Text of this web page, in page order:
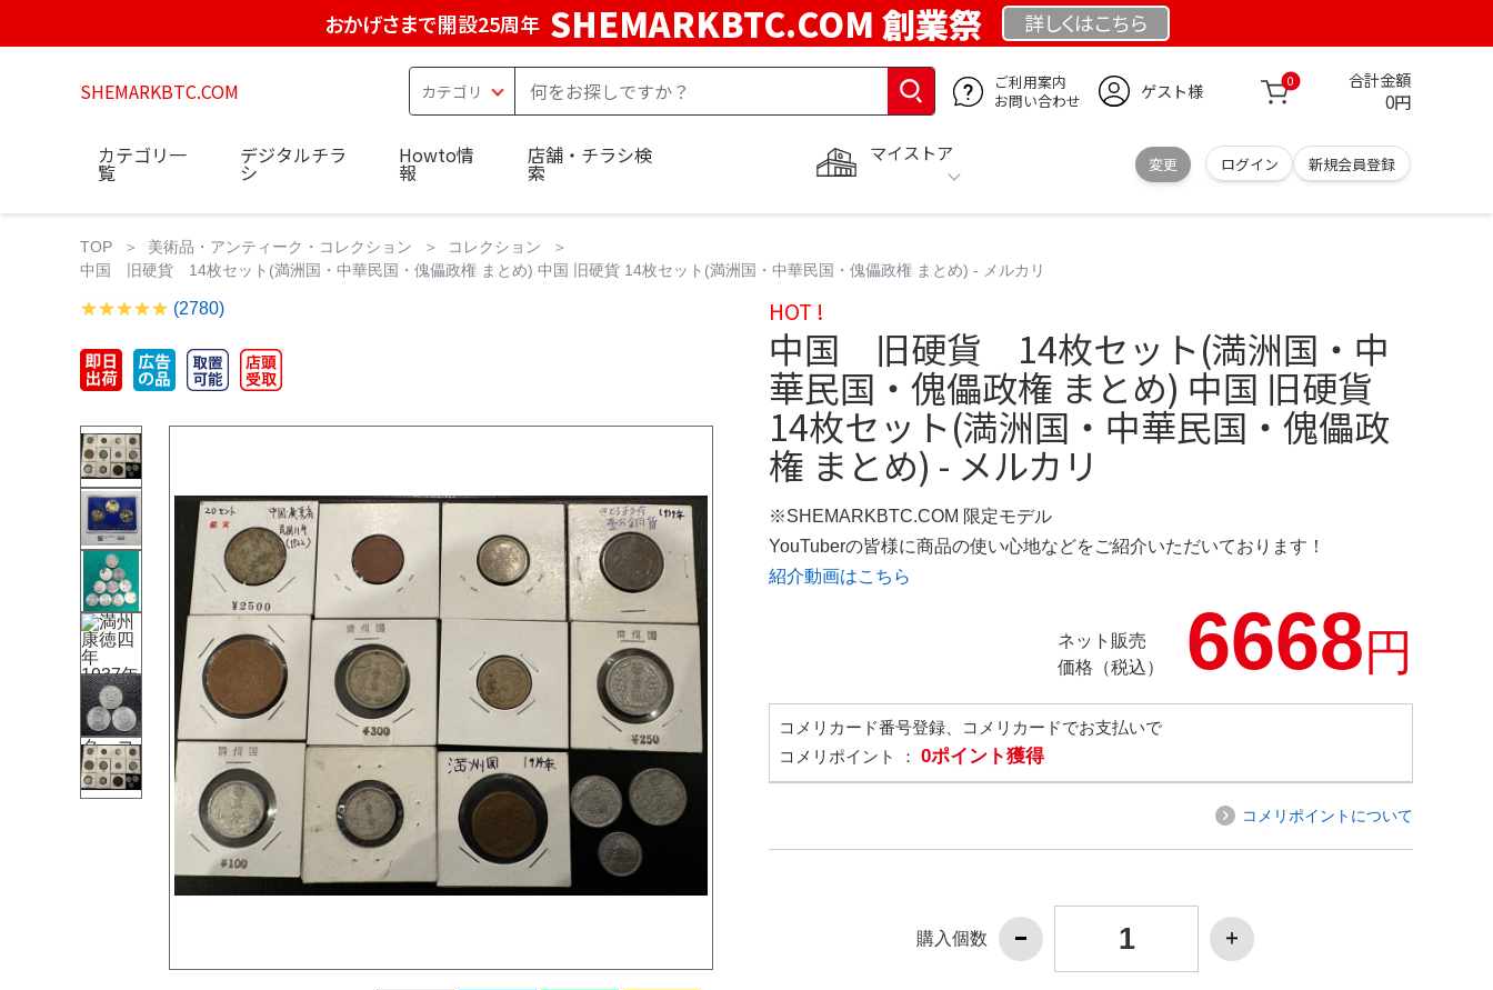
おかげさまで開設25周年 SHEMARKBTC.COM 創業祭 詳しくはこちら
SHEMARKBTC.COM
ご利用案内
お問い合わせ
ゲスト様 0 合計金額
0円
マイストア
変更 ログイン 新規会員登録
カテゴリ一
覧
デジタルチラ
シ
Howto情
報
店舗・チラシ検
索
TOP 美術品・アンティーク・コレクション
コレクション
中国 旧硬貨 14枚セット(満洲国・中華民国・傀儡政権 まとめ) 中国 旧硬貨 14枚セット(満洲国・中華民国・傀儡政権 まとめ) - メルカリ
(2780) HOT !
中国 旧硬貨 14枚セット(満洲国・中
華民国・傀儡政権 まとめ) 中国 旧硬貨
14枚セット(満洲国・中華民国・傀儡政
権 まとめ) - メルカリ
※SHEMARKBTC.COM 限定モデル
YouTuberの皆様に商品の使い心地などをご紹介いただいております！
紹介動画はこちら
ネット販売
価格（税込）
6668円
コメリカード番号登録、コメリカードでお支払いで
コメリポイント ： 0ポイント獲得
コメリポイントについて
購入個数